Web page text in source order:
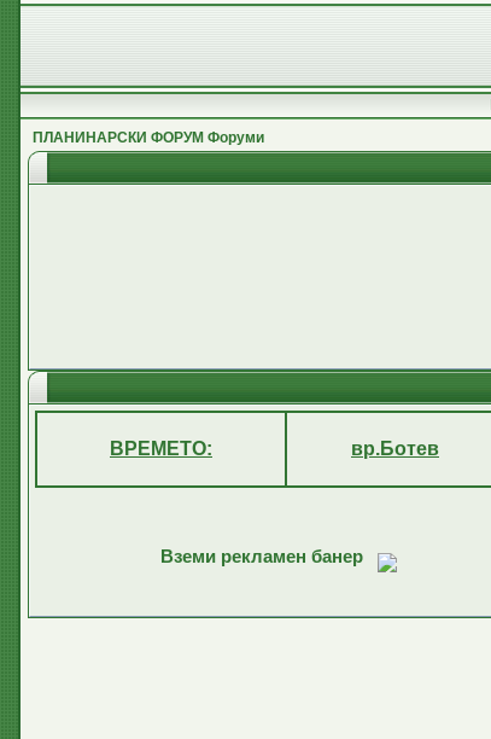
ПЛАНИНАРСКИ ФОРУМ Форуми
ВРЕМЕТО: вр.Ботев
Вземи рекламен банер